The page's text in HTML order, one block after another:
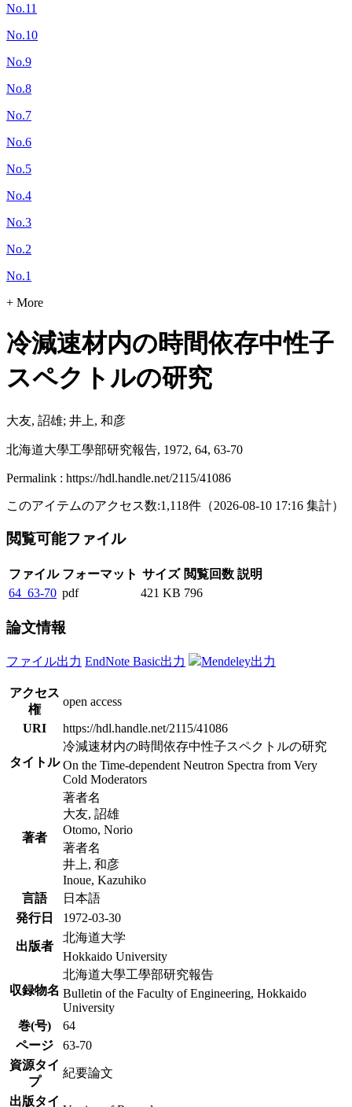
No.11
No.10
No.9
No.8
No.7
No.6
No.5
No.4
No.3
No.2
No.1
+ More
冷減速材内の時間依存中性子
スペクトルの研究
大友, 詔雄; 井上, 和彦
北海道大學工學部研究報告, 1972, 64, 63-70
Permalink : https://hdl.handle.net/2115/41086
このアイテムのアクセス数:1,118件 （2026-08-10 17:16 集計）
閲覧可能ファイル
ファイル フォーマット サイズ 閲覧回数 説明
64_63-70 pdf 421 KB 796
論文情報
ファイル出力 EndNote Basic出力 Mendeley出力
アクセス
権
open access
URI
https://hdl.handle.net/2115/41086
タイトル
冷減速材内の時間依存中性子スペクトルの研究
On the Time-dependent Neutron Spectra from Very
Cold Moderators
著者
著者名
大友, 詔雄
Otomo, Norio
著者名
井上, 和彦
Inoue, Kazuhiko
言語
日本語
発行日
1972-03-30
出版者
北海道大学
Hokkaido University
収録物名
北海道大學工學部研究報告
Bulletin of the Faculty of Engineering, Hokkaido
University
巻(号)
64
ページ
63-70
資源タイ
プ
紀要論文
出版タイ